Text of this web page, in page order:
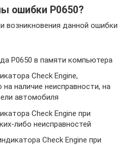
ошибки P0650?
возникновения данной ошибки
P0650 в памяти компьютера
Check Engine,
наличие неисправности, на
автомобиля
Check Engine при
либо неисправностей
Check Engine при